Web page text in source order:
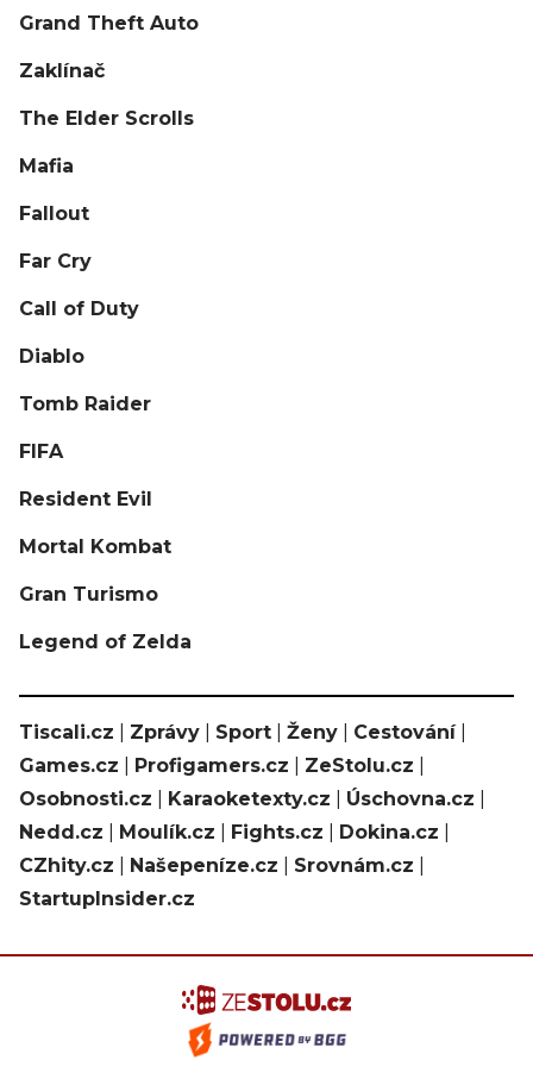
Grand Theft Auto
Zaklínač
The Elder Scrolls
Mafia
Fallout
Far Cry
Call of Duty
Diablo
Tomb Raider
FIFA
Resident Evil
Mortal Kombat
Gran Turismo
Legend of Zelda
Tiscali.cz Zprávy Sport Ženy Cestování|
Games.cz
Profigamers.cz ZeStolu.cz
Osobnosti.cz
Karaoketexty.cz Úschovna.cz
Nedd.cz
Moulík.cz Fights.cz Dokina.cz
CZhity.cz
Našepeníze.cz Srovnám.cz
StartupInsider.cz